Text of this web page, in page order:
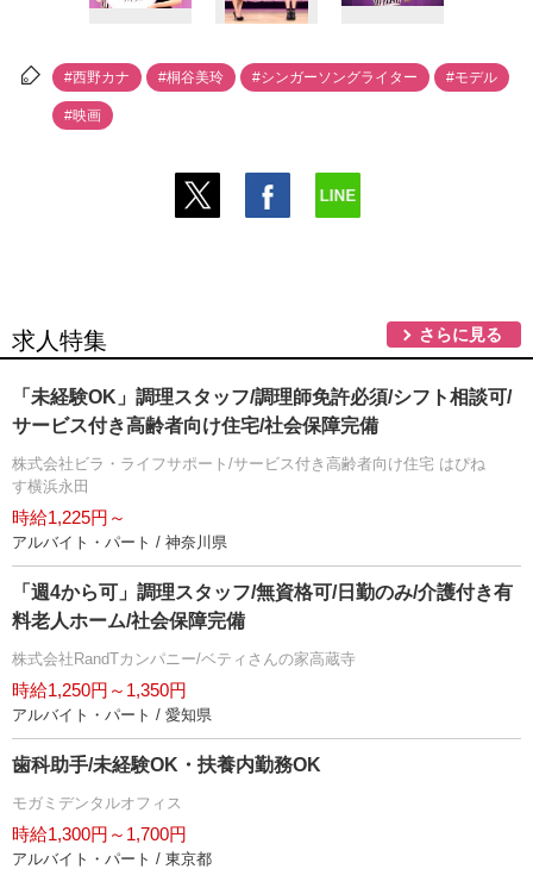
#西野カナ #桐谷美玲 #シンガーソングライター #モデル
#映画
求人特集 さらに見る
「未経験OK」調理スタッフ/調理師免許必須/シフト相談可/
サービス付き高齢者向け住宅/社会保障完備
株式会社ビラ・ライフサポート/サービス付き高齢者向け住宅 はぴね
す横浜永田
時給1,225円～
アルバイト・パート / 神奈川県
「週4から可」調理スタッフ/無資格可/日勤のみ/介護付き有
料老人ホーム/社会保障完備
株式会社RandTカンパニー/ベティさんの家高蔵寺
時給1,250円～1,350円
アルバイト・パート / 愛知県
歯科助手/未経験OK・扶養内勤務OK
モガミデンタルオフィス
時給1,300円～1,700円
アルバイト・パート / 東京都